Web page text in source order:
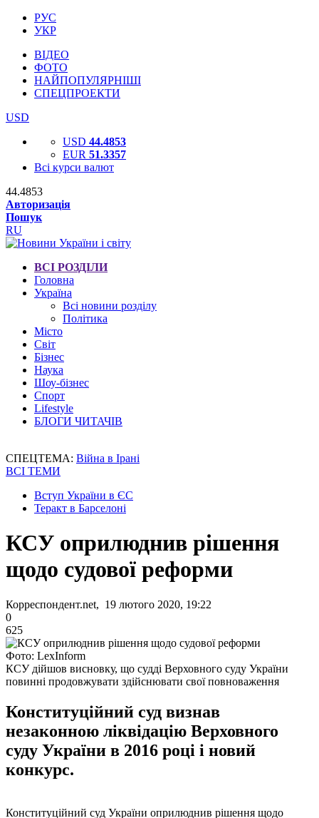
РУС
УКР
ВІДЕО
ФОТО
НАЙПОПУЛЯРНІШІ
СПЕЦПРОЕКТИ
USD
USD 44.4853
EUR 51.3357
Всі курси валют
44.4853
Авторизація
Пошук
RU
ВСІ РОЗДІЛИ
Головна
Україна
Всі новини розділу
Політика
Місто
Світ
Бізнес
Наука
Шоу-бізнес
Спорт
Lifestyle
БЛОГИ ЧИТАЧІВ
СПЕЦТЕМА: Війна в Ірані
ВСІ ТЕМИ
Вступ України в ЄС
Теракт в Барселоні
КСУ оприлюднив рішення
щодо судової реформи
Корреспондент.net, 19 лютого 2020, 19:22
0
625
Фото: LexInform
КСУ дійшов висновку, що судді Верховного суду України
повинні продовжувати здійснювати свої повноваження
Конституційний суд визнав
незаконною ліквідацію Верховного
суду України в 2016 році і новий
конкурс.
Конституційний суд України оприлюднив рішення щодо